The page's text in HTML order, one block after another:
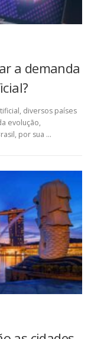
a demanda
diversos países
evolução,
por sua …